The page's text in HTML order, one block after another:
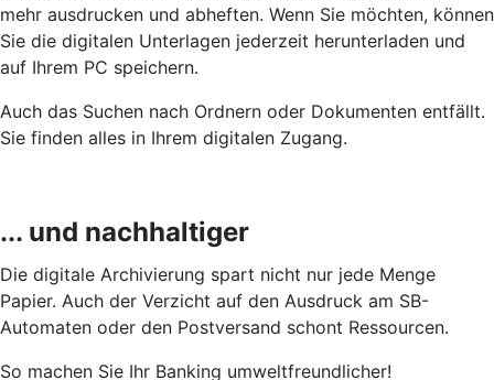
mehr ausdrucken und abheften. Wenn Sie möchten, können
Sie die digitalen Unterlagen jederzeit herunterladen und
auf Ihrem PC speichern.
Auch das Suchen nach Ordnern oder Dokumenten entfällt.
Sie finden alles in Ihrem digitalen Zugang.
... und nachhaltiger
Die digitale Archivierung spart nicht nur jede Menge
Papier. Auch der Verzicht auf den Ausdruck am SB-
Automaten oder den Postversand schont Ressourcen.
So machen Sie Ihr Banking umweltfreundlicher!